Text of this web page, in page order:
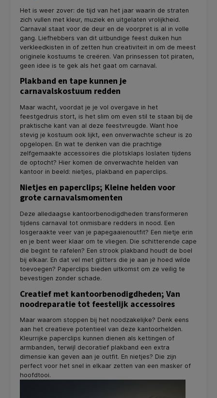
Het is weer zover: de tijd van het jaar waarin de straten
zich vullen met kleur, muziek en uitgelaten vrolijkheid.
Carnaval staat voor de deur en de voorpret is al in volle
gang. Liefhebbers van dit uitbundige feest duiken hun
verkleedkisten in of zetten hun creativiteit in om de meest
originele kostuums te creëren. Van prinsessen tot piraten,
geen idee is te gek als het gaat om carnaval.
Plakband en tape kunnen je
carnavalskostuum redden
Maar wacht, voordat je je vol overgave in het
feestgedruis stort, is het slim om even stil te staan bij de
praktische kant van al deze feestvreugde. Want hoe
stevig je kostuum ook lijkt, een onverwachte scheur is zo
opgelopen. En wat te denken van die prachtige
zelfgemaakte accessoires die plotsklaps loslaten tijdens
de optocht? Hier komen de onverwachte helden van
kantoor in beeld: nietjes, plakband en paperclips.
Nietjes en paperclips; Kleine helden voor
grote carnavalsmomenten
Deze alledaagse kantoorbenodigdheden transformeren
tijdens carnaval tot onmisbare redders in nood. Een
losgeraakte veer van je papegaaienoutfit? Een nietje erin
en je bent weer klaar om te vliegen. Die schitterende cape
die begint te rafelen? Een strook plakband houdt de boel
bij elkaar. En dat vel met glitters die je aan je hoed wilde
toevoegen? Paperclips bieden uitkomst om ze veilig te
bevestigen zonder schade.
Creatief met kantoorbenodigdheden; Van
noodreparatie tot feestelijk accessoires
Maar waarom stoppen bij het noodzakelijke? Denk eens
aan het creatieve potentieel van deze kantoorhelden.
Kleurrijke paperclips kunnen dienen als kettingen of
armbanden, terwijl decoratief plakband een extra
dimensie kan geven aan je outfit. En nietjes? Die zijn
perfect voor het snel in elkaar zetten van een masker of
hoofdtooi.